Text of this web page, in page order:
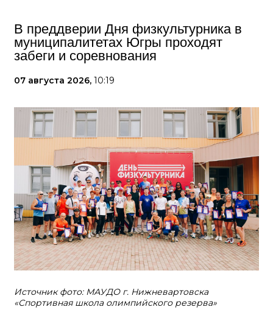
В преддверии Дня физкультурника в
муниципалитетах Югры проходят
забеги и соревнования
07 августа 2026, 10:19
Источник фото: МАУДО г. Нижневартовска
«Спортивная школа олимпийского резерва»